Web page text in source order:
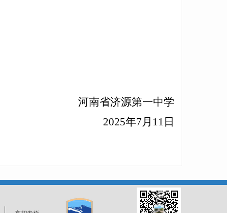
河南省济源第一中学
2025年7月 11日